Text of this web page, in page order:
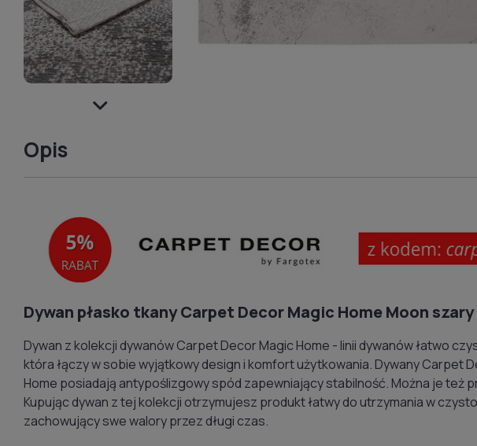
Opis
Dywan płasko tkany Carpet Decor Magic Home Moon szary
Dywan z kolekcji dywanów Carpet Decor Magic Home - linii dywanów łatwo
która łączy w sobie wyjątkowy design i komfort użytkowania. Dywany Carpet
Home posiadają antypoślizgowy spód zapewniający stabilność. Można je też
Kupując dywan z tej kolekcji otrzymujesz produkt łatwy do utrzymania w
zachowujący swe walory przez długi czas.